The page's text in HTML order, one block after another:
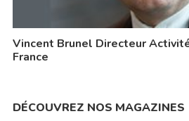
Vincent Brunel Directeur
France
DÉCOUVREZ NOS MAGAZINES